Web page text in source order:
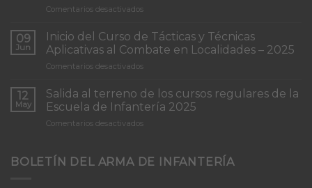
Comentarios desactivados
Patrullas
de
Infantería
Concepción”
09
Jun
Inicio del Curso de Tácticas y Técnicas
Aplicativas al Combate en Localidades – 2025
Comentarios desactivados
del
Curso
de
Tácticas
Aplicativas
12
May
Salida al terreno de los cursos regulares de la
Escuela de Infantería 2025
Comentarios desactivados
terreno
BOLETÍN DEL ARMA DE INFANTERÍA